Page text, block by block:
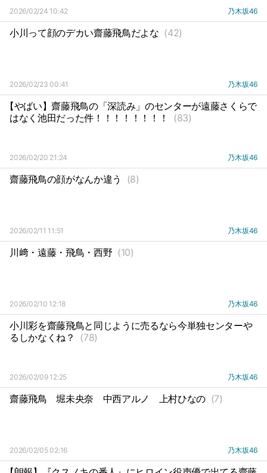
2026/02/24 10:42 乃木坂46
小川って顔のデカい齋藤飛鳥だよな (42)
2026/02/23 00:41 乃木坂46
【やばい】齋藤飛鳥の「深読み」のセンターが遠藤さくらで
はなく池田だった件！！！！！！！！
(83)
2026/02/20 21:24 乃木坂46
齋藤飛鳥の顔がなんか違う (8)
2026/02/11 11:51 乃木坂46
川﨑・遠藤・飛鳥・西野 (10)
2026/02/10 12:18 乃木坂46
小川彩を齋藤飛鳥と同じように売るなら今単独センターや
るしかなくね？
(78)
2026/02/09 12:25 乃木坂46
齋藤飛鳥 堀未央奈 中西アルノ 上村ひなの (7)
2026/02/05 02:16 乃木坂46